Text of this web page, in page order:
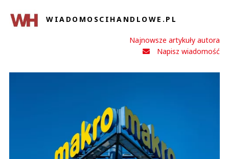
WIADOMOSCIHANDLOWE.PL
Najnowsze artykuły autora
Napisz wiadomość